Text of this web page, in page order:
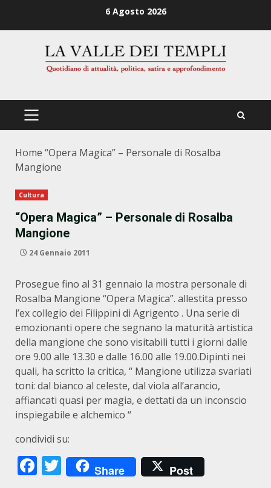
6 Agosto 2026
PRIMÄRES
Home “Opera Magica” – Personale di Rosalba
Mangione
Cultura
“Opera Magica” – Personale di Rosalba
Mangione
24 Gennaio 2011
Prosegue fino al 31 gennaio la mostra personale di
Rosalba Mangione “Opera Magica”. allestita presso
l’ex collegio dei Filippini di Agrigento . Una serie di
emozionanti opere che segnano la maturità artistica
della mangione che sono visitabili tutti i giorni dalle
ore 9.00 alle 13.30 e dalle 16.00 alle 19.00.Dipinti nei
quali, ha scritto la critica, “ Mangione utilizza svariati
toni: dal bianco al celeste, dal viola all’arancio,
affiancati quasi per magia, e dettati da un inconscio
inspiegabile e alchemico “
condividi su:
Facebook
Twitter
Share Post